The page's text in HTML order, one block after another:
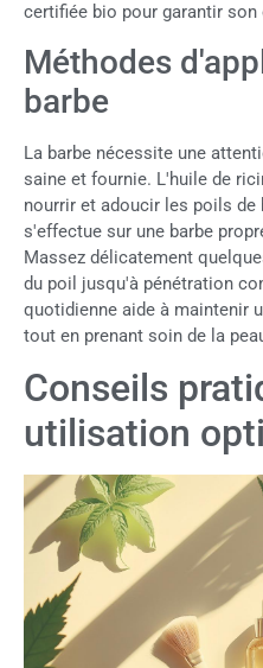
certifiée bio pour garantir
Méthodes
barbe
La barbe nécessite une
saine et fournie. L'huile de
nourrir et adoucir les poils de
s'effectue sur une barbe
Massez délicatement
du poil jusqu'à pénétration
quotidienne aide à maintenir
tout en prenant soin de la
Conseils
utilisation